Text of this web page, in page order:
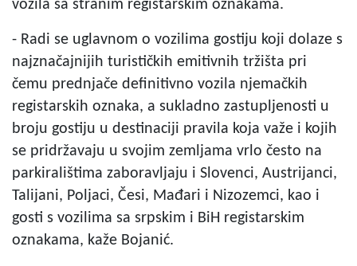
vozila sa stranim registarskim oznakama.
- Radi se uglavnom o vozilima gostiju koji dolaze s
najznačajnijih turističkih emitivnih tržišta pri
čemu prednjače definitivno vozila njemačkih
registarskih oznaka, a sukladno zastupljenosti u
broju gostiju u destinaciji pravila koja važe i kojih
se pridržavaju u svojim zemljama vrlo često na
parkiralištima zaboravljaju i Slovenci, Austrijanci,
Talijani, Poljaci, Česi, Mađari i Nizozemci, kao i
gosti s vozilima sa srpskim i BiH registarskim
oznakama, kaže Bojanić.